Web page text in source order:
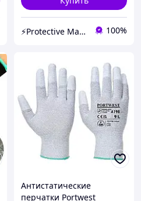
⚡️Protective Market⚡️- НАЛИЧНЫЙ И БЕЗНАЛИЧНЫЙ РАСЧЕТ , НДС 100%
Антистатические
перчатки Portwest